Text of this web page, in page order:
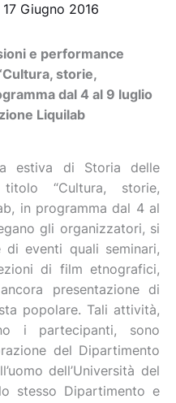
17 Giugno 2016
e performance
storie,
dal 4 al 9 luglio
Liquilab
estiva di Storia delle
“Cultura, storie,
in programma dal 4 al
gli organizzatori, si
di eventi quali seminari,
di film etnografici,
presentazione di
popolare. Tali attività,
i partecipanti, sono
del Dipartimento
dell’Università del
stesso Dipartimento e